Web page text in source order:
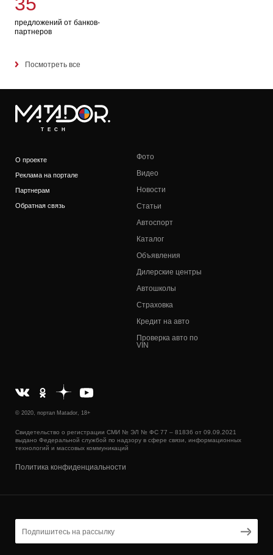
предложений от банков-
партнеров
Посмотреть все
TECH
О проекте
Реклама на портале
Партнерам
Обратная связь
Фото
Видео
Новости
Статьи
Автоспорт
Каталог
Объявления
Дилерские центры
Автошколы
Страховка
Кредит на авто
Проверка авто по
VIN
© 2020, портал Matador, 18+
Свидетельство о регистрации СМИ № ЭЛ № ФС 77 – 81836 от 09.09.2021
выдано Федеральной службой по надзору в сфере связи, информационных
технологий и массовых коммуникаций
Политика конфиденциальности